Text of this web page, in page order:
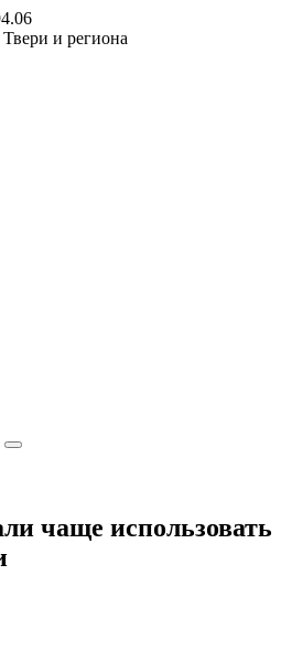
и региона
чаще использовать